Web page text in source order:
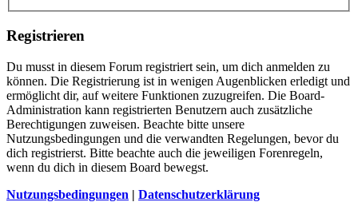
Registrieren
Du musst in diesem Forum registriert sein, um dich anmelden zu
können. Die Registrierung ist in wenigen Augenblicken erledigt und
ermöglicht dir, auf weitere Funktionen zuzugreifen. Die Board-
Administration kann registrierten Benutzern auch zusätzliche
Berechtigungen zuweisen. Beachte bitte unsere
Nutzungsbedingungen und die verwandten Regelungen, bevor du
dich registrierst. Bitte beachte auch die jeweiligen Forenregeln,
wenn du dich in diesem Board bewegst.
Nutzungsbedingungen | Datenschutzerklärung